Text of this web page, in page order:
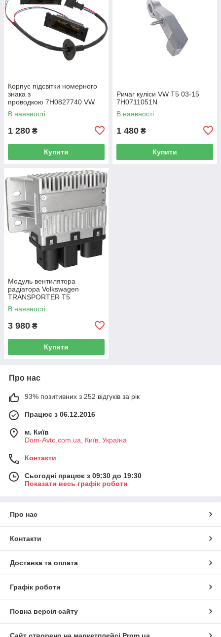
Корпус підсвітки номерного
знака з
проводкою 7H0827740 VW
Caddy III (2K) 2004-2015
/ Caddy IV (SA) 2016-
В наявності
1 280 ₴
Купити
Ричаг куліси VW T5 03-15
7H0711051N
В наявності
1 480 ₴
Купити
Модуль вентилятора
радіатора Volkswagen
TRANSPORTER T5
Фургон 03-15 7H0919506D
В наявності
3 980 ₴
Купити
Про нас
93% позитивних з 252 відгуків за рік
Працює з 06.12.2016
м. Київ
Dom-Avto.com.ua, Київ, Україна
Контакти
Сьогодні працює з 09:30 до 19:30
Показати весь графік роботи
Про нас
Контакти
Доставка та оплата
Графік роботи
Повна версія сайту